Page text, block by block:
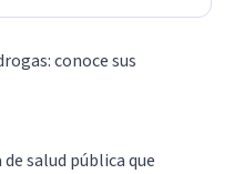
conoce sus
salud pública que